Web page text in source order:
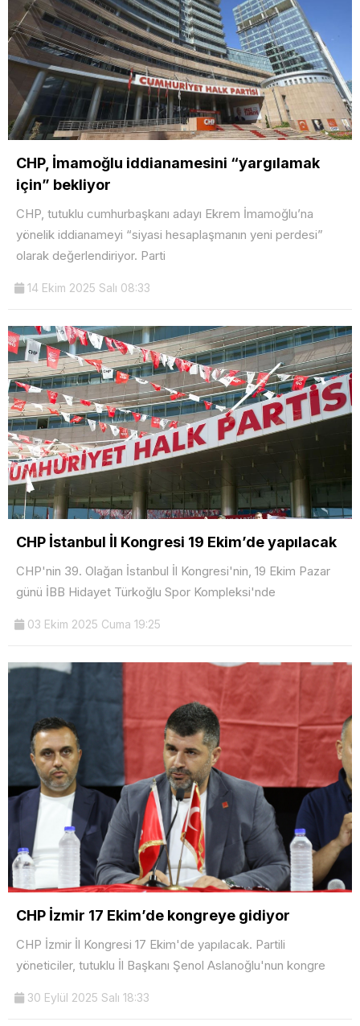
CHP, İmamoğlu iddianamesini “yargılamak
için” bekliyor
CHP, tutuklu cumhurbaşkanı adayı Ekrem İmamoğlu’na
yönelik iddianameyi “siyasi hesaplaşmanın yeni perdesi”
olarak değerlendiriyor. Parti
14 Ekim 2025 Salı 08:33
CHP İstanbul İl Kongresi 19 Ekim’de yapılacak
CHP'nin 39. Olağan İstanbul İl Kongresi'nin, 19 Ekim Pazar
günü İBB Hidayet Türkoğlu Spor Kompleksi'nde
03 Ekim 2025 Cuma 19:25
CHP İzmir 17 Ekim’de kongreye gidiyor
CHP İzmir İl Kongresi 17 Ekim'de yapılacak. Partili
yöneticiler, tutuklu İl Başkanı Şenol Aslanoğlu'nun kongre
30 Eylül 2025 Salı 18:33